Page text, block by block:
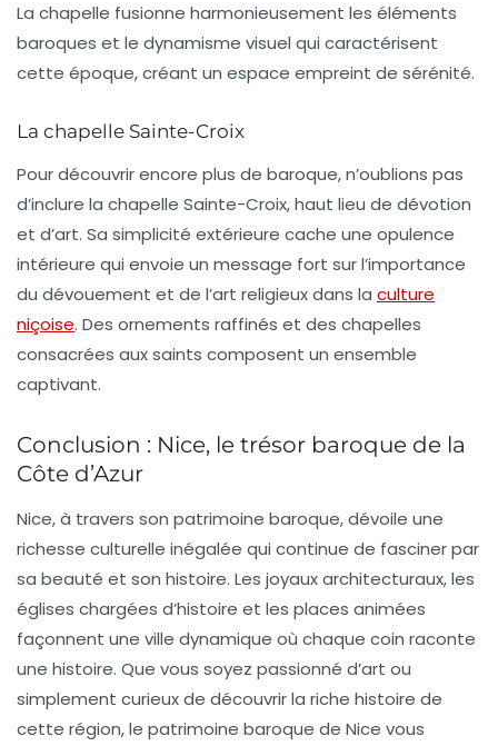
La chapelle fusionne harmonieusement les éléments
baroques et le dynamisme visuel qui caractérisent
cette époque, créant un espace empreint de sérénité.
La chapelle Sainte-Croix
Pour découvrir encore plus de baroque, n’oublions pas
d’inclure la chapelle Sainte-Croix, haut lieu de dévotion
et d’art. Sa simplicité extérieure cache une opulence
intérieure qui envoie un message fort sur l’importance
du dévouement et de l’art religieux dans la culture
niçoise. Des ornements raffinés et des chapelles
consacrées aux saints composent un ensemble
captivant.
Conclusion : Nice, le trésor baroque de la
Côte d’Azur
Nice, à travers son patrimoine baroque, dévoile une
richesse culturelle inégalée qui continue de fasciner par
sa beauté et son histoire. Les joyaux architecturaux, les
églises chargées d’histoire et les places animées
façonnent une ville dynamique où chaque coin raconte
une histoire. Que vous soyez passionné d’art ou
simplement curieux de découvrir la riche histoire de
cette région, le patrimoine baroque de Nice vous